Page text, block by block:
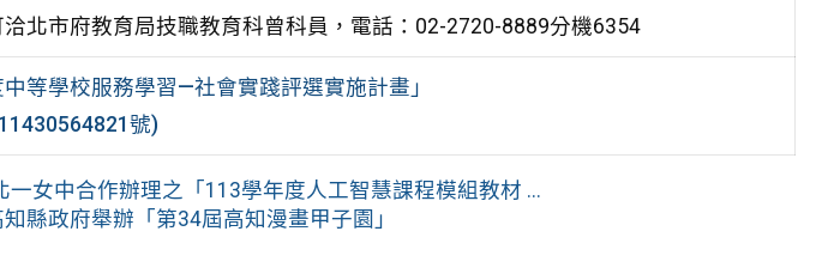
北市府教育局技職教育科曾科員，電話：02-2720-8889分機6354
中等學校服務學習—社會實踐評選實施計畫」
號)
一女中合作辦理之「113學年度人工智慧課程模組教材 ...
知縣政府舉辦「第34屆高知漫畫甲子園」